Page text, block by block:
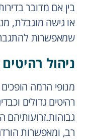
בין אם מדובר
או גישה מוגבלת,
שמאפשרות להתגבר
ניהול
מנופי הרמה
רהיטים גדולים
רב, ומאפשרות